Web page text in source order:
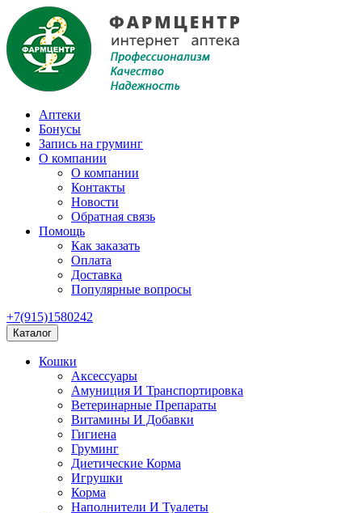
Аптеки
Бонусы
Запись на груминг
О компании
О компании
Контакты
Новости
Обратная связь
Помощь
Как заказать
Оплата
Доставка
Популярные вопросы
+7(915)1580242
Каталог
Кошки
Аксессуары
Амуниция И Транспортировка
Ветеринарные Препараты
Витамины И Добавки
Гигиена
Груминг
Диетические Корма
Игрушки
Корма
Наполнители И Туалеты